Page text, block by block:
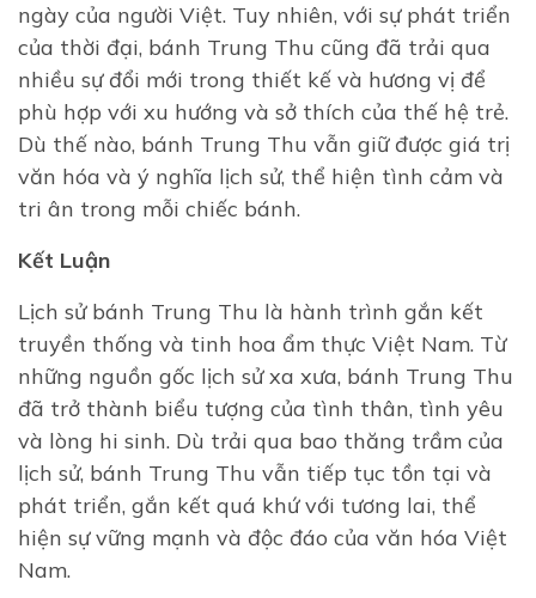
ngày của người Việt. Tuy nhiên, với sự phát triển
của thời đại, bánh Trung Thu cũng đã trải qua
nhiều sự đổi mới trong thiết kế và hương vị để
phù hợp với xu hướng và sở thích của thế hệ trẻ.
Dù thế nào, bánh Trung Thu vẫn giữ được giá trị
văn hóa và ý nghĩa lịch sử, thể hiện tình cảm và
tri ân trong mỗi chiếc bánh.
Kết Luận
Lịch sử bánh Trung Thu là hành trình gắn kết
truyền thống và tinh hoa ẩm thực Việt Nam. Từ
những nguồn gốc lịch sử xa xưa, bánh Trung Thu
đã trở thành biểu tượng của tình thân, tình yêu
và lòng hi sinh. Dù trải qua bao thăng trầm của
lịch sử, bánh Trung Thu vẫn tiếp tục tồn tại và
phát triển, gắn kết quá khứ với tương lai, thể
hiện sự vững mạnh và độc đáo của văn hóa Việt
Nam.